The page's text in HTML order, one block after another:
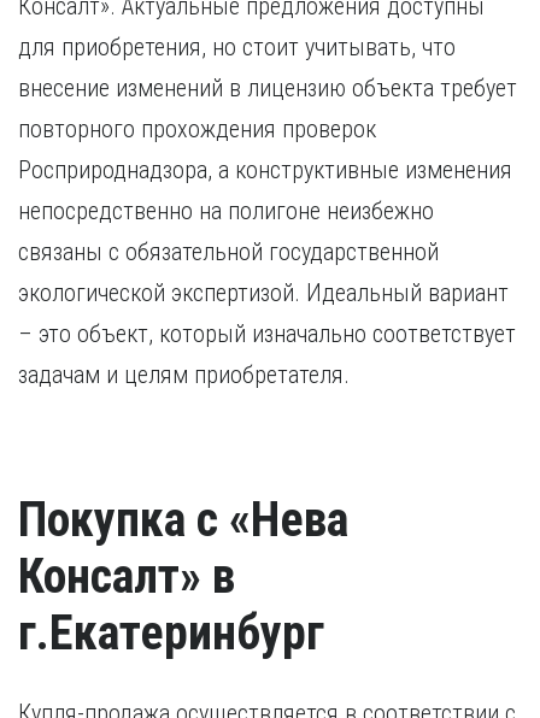
Консалт». Актуальные предложения доступны
для приобретения, но стоит учитывать, что
внесение изменений в лицензию объекта требует
повторного прохождения проверок
Росприроднадзора, а конструктивные изменения
непосредственно на полигоне неизбежно
связаны с обязательной государственной
экологической экспертизой. Идеальный вариант
– это объект, который изначально соответствует
задачам и целям приобретателя.
Покупка с «Нева
Консалт» в
г.Екатеринбург